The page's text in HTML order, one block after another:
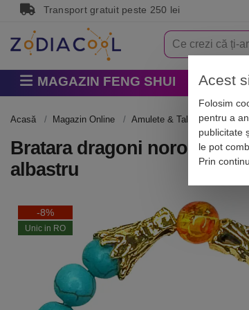
Transport gratuit peste 250 lei
MAGAZIN FENG SHUI
Acasă Magazin Online Amulete & Talismane
Bratara dragoni norocosi
albastru
-8%
Unic in RO
Acest
Folosim
pentru a
publicitate
le pot
Prin